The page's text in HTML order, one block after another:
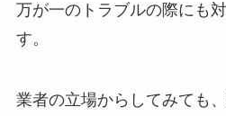
万が一のトラブルの際にも
す。
業者の立場からしてみても